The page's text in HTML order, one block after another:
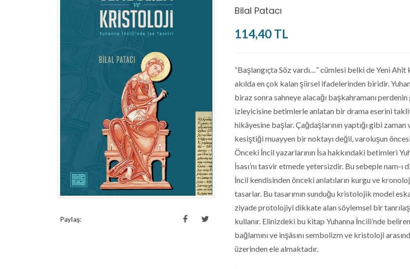
Paylaş:
Bilal Patacı
114,40 TL
“Başlangıçta Söz vardı…” cümlesi belki de Yeni Ahit
akılda en çok kalan şiirsel ifadelerinden biridir.
biraz sonra sahneye alacağı başkahramanı
izleyicisine betimlerle anlatan bir drama eserini
hikâyesine başlar. Çağdaşlarının yaptığı gibi zaman
kesiştiği muayyen bir noktayı değil, varoluşun
Önceki İncil yazarlarının İsa hakkındaki betimleri
İsası’nı tasvir etmede yetersizdir. Bu sebeple nam-ı
İncil kendisinden önceki anlatıların kurgu ve
tasarlar. Bu tasarımın sunduğu kristolojik model
ziyade protolojiyi dikkate alan söylemsel bir
kullanır. Elinizdeki bu kitap Yuhanna İncili’nde
bağlamını ve inşâsını sembolizm ve kristoloji
üzerinden ele almaktadır.